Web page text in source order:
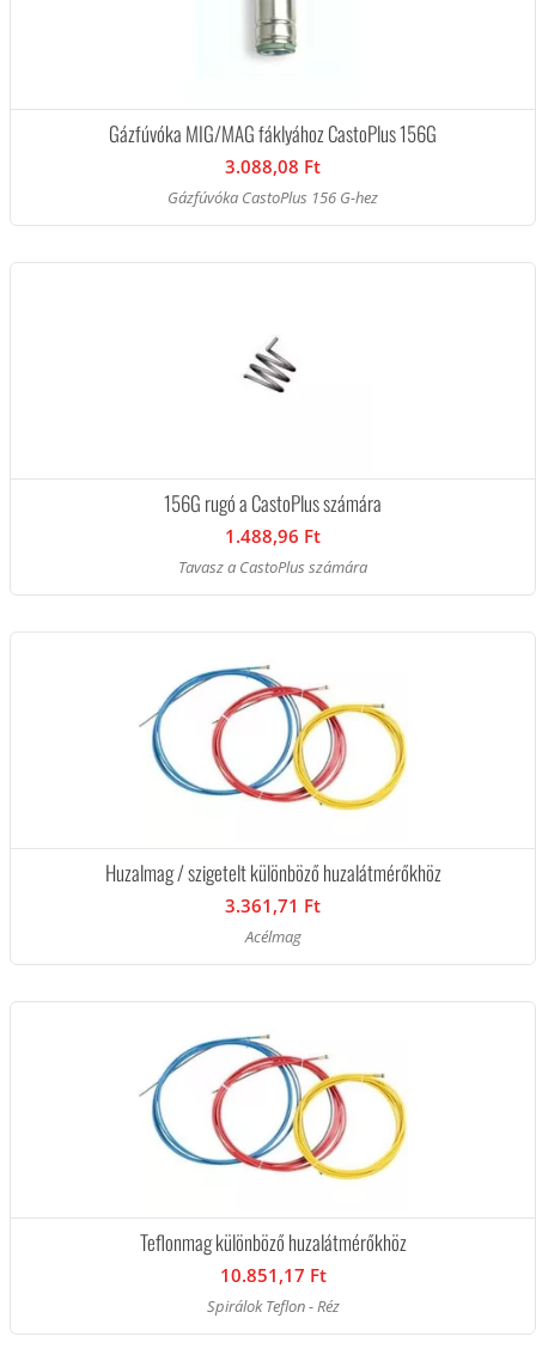
Gázfúvóka MIG/MAG fáklyához CastoPlus 156G
3.088,08 Ft
Gázfúvóka CastoPlus 156 G-hez
156G rugó a CastoPlus számára
1.488,96 Ft
Tavasz a CastoPlus számára
Huzalmag / szigetelt különböző huzalátmérőkhöz
3.361,71 Ft
Acélmag
Teflonmag különböző huzalátmérőkhöz
10.851,17 Ft
Spirálok Teflon - Réz